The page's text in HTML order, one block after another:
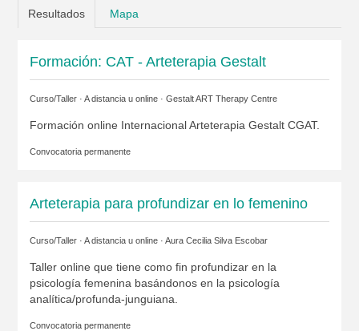
Resultados Mapa
Formación: CAT - Arteterapia Gestalt
Curso/Taller · A distancia u online · Gestalt ART Therapy Centre
Formación online Internacional Arteterapia Gestalt CGAT.
Convocatoria permanente
Arteterapia para profundizar en lo femenino
Curso/Taller · A distancia u online · Aura Cecilia Silva Escobar
Taller online que tiene como fin profundizar en la
psicología femenina basándonos en la psicología
analítica/profunda-junguiana.
Convocatoria permanente